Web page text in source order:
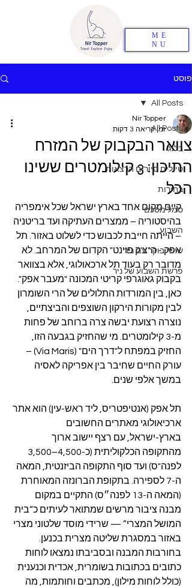
ME
NU
פוסט
All Posts
בלוג
טיולים סיורים הרצאות
בחירות
סמל מסכם
השבוע
שישי בוקר עם ניר
פרשת השבוע של ניר
All Posts
צוואר הבקבוק של המזרח
התיכון: 3 קילומטרים ששינו
הכל
Nir Topper
זמן קריאה 3 דקות
קיים מקום אחד בארץ ישראל שכל אימפריה
בהיסטוריה – ממצרים העתיקה ועד בריטניה
– הייתה חייבת לכבוש כדי לשלוט באזור. תל
אפק - ה"צ'ק פוינט" הקדום של המרחב. לא
מדובר רק בעוד תל ארכאולוגי, אלא בצוואר
בקבוק גאוגרפי קריטי המכונה "מעבר אפק".
כאן, בין המורדות התלולים של הרי השומרון
לבין מקורות הירקון השוצפים והביצתיים,
נוצרה רצועת יבשה צרה ברוחב של פחות
מ-3 קילומטרים. מי שהחזיק בגבעה הזו,
החזיק במפתח ל"דרך הים" (Via Maris) –
עורק החיים שחיבר בין אפריקה לאסיה
במשך אלפי שנים.
תל אפק (אנטיפטריס, ליד ראש-עין) הוא אתר
ארכיאולוגי מאתרים החשובים
בארץ-ישראל, עם רצף יישוב ארוך
לפנה"ס) ועד סוף התקופה הביזנטית, המאה
ה-7 לספירה. בתקופת הברונזה המאוחרת
(המאה ה-13 לפנה״ס) התקיים במקום
מבנה ציבור מרשים שמתואר לעיתים כ“בית
המושל המצרי” — שרידי מוסד שלטוני מצרי
באזור במסגרת שליטה מצרית בכנען.
בחורבות המבנה ובסביבתו נמצאו לוחות
כתובים בכתובות בשומרית, אכדית וכנענית
(כולל לוחות מילון), מכתבים וחותמות, מה